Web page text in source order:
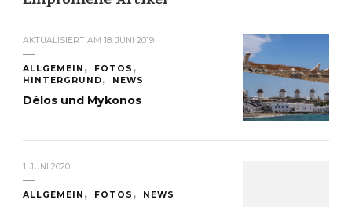
AKTUALISIERT AM 18. JUNI 2019
ALLGEMEIN
FOTOS
HINTERGRUND
NEWS
Délos und Mykonos
1. JUNI 2020
ALLGEMEIN FOTOS NEWS